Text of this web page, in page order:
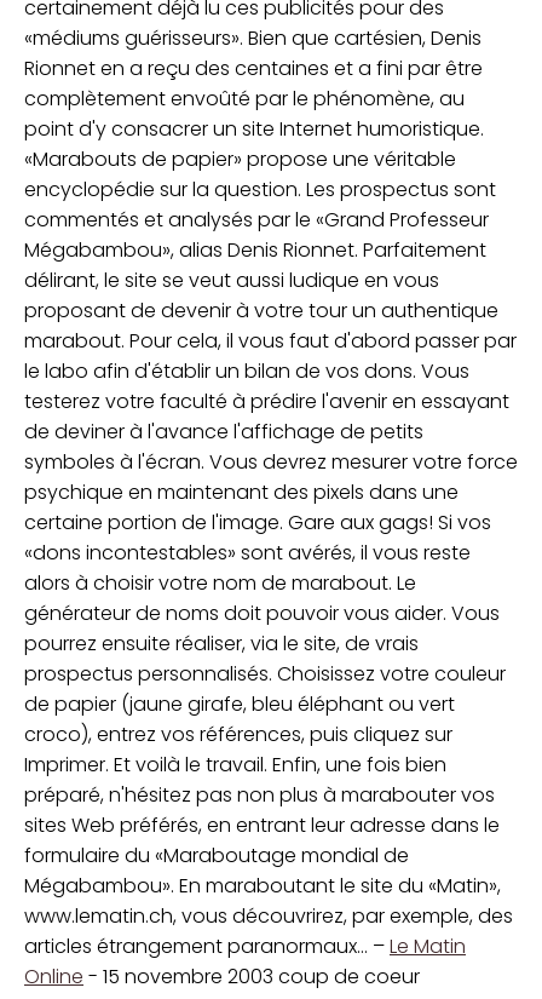
certainement déjà lu ces publicités pour des
«médiums guérisseurs». Bien que cartésien, Denis
Rionnet en a reçu des centaines et a fini par être
complètement envoûté par le phénomène, au
point d'y consacrer un site Internet humoristique.
«Marabouts de papier» propose une véritable
encyclopédie sur la question. Les prospectus sont
commentés et analysés par le «Grand Professeur
Mégabambou», alias Denis Rionnet. Parfaitement
délirant, le site se veut aussi ludique en vous
proposant de devenir à votre tour un authentique
marabout. Pour cela, il vous faut d'abord passer par
le labo afin d'établir un bilan de vos dons. Vous
testerez votre faculté à prédire l'avenir en essayant
de deviner à l'avance l'affichage de petits
symboles à l'écran. Vous devrez mesurer votre force
psychique en maintenant des pixels dans une
certaine portion de l'image. Gare aux gags! Si vos
«dons incontestables» sont avérés, il vous reste
alors à choisir votre nom de marabout. Le
générateur de noms doit pouvoir vous aider. Vous
pourrez ensuite réaliser, via le site, de vrais
prospectus personnalisés. Choisissez votre couleur
de papier (jaune girafe, bleu éléphant ou vert
croco), entrez vos références, puis cliquez sur
Imprimer. Et voilà le travail. Enfin, une fois bien
préparé, n'hésitez pas non plus à marabouter vos
sites Web préférés, en entrant leur adresse dans le
formulaire du «Maraboutage mondial de
Mégabambou». En maraboutant le site du «Matin»,
www.lematin.ch, vous découvrirez, par exemple, des
articles étrangement paranormaux... –Le Matin
Online - 15 novembre 2003 coup de coeur